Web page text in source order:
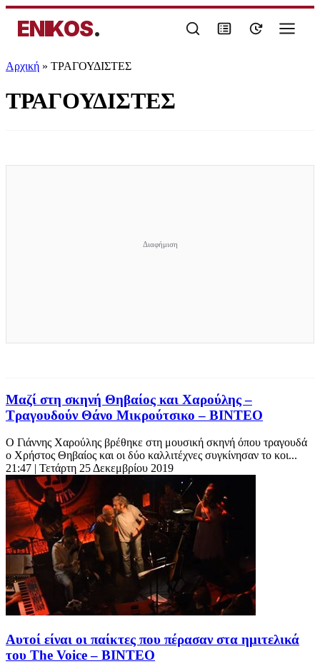
ENIKOS.
Αρχική » ΤΡΑΓΟΥΔΙΣΤΕΣ
ΤΡΑΓΟΥΔΙΣΤΕΣ
Μαζί στη σκηνή Θηβαίος και Χαρούλης –
Τραγουδούν Θάνο Μικρούτσικο – ΒΙΝΤΕΟ
Ο Γιάννης Χαρούλης βρέθηκε στη μουσική σκηνή όπου τραγουδά
ο Χρήστος Θηβαίος και οι δύο καλλιτέχνες συγκίνησαν το κοι...
21:47 | Τετάρτη 25 Δεκεμβρίου 2019
Αυτοί είναι οι παίκτες που πέρασαν στα ημιτελικά
του The Voice – ΒΙΝΤΕΟ